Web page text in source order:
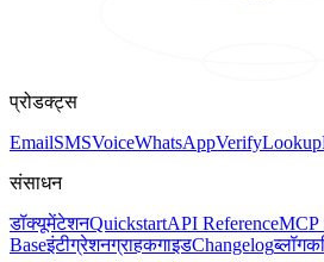
प्रोडक्ट्स
EmailSMSVoiceWhatsAppVerifyLookup
संसाधन
डॉक्यूमेंटेशनQuickstartAPI ReferenceMCP
Baseइंटीग्रेशनग्राहकगाइडChangelogब्लॉग